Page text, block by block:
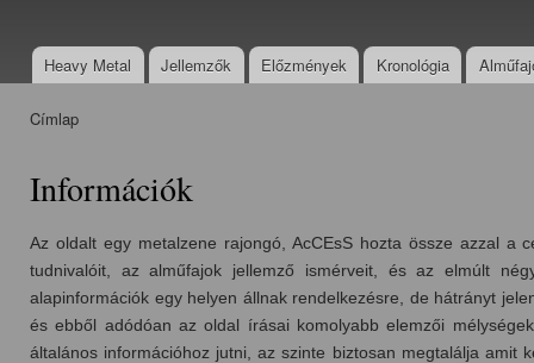
Főmenü
Heavy Metal Jellemzők Előzmények Kronológia
Címlap
Információk
Az oldalt egy metalzene rajongó, AcCEsShozta össze azzal a
tudnivalóit, az alműfajok jellemző ismérveit, és az elmúlt
alapinformációk egy helyen állnak rendelkezésre, de hátrányt
és ebből adódóan az oldal írásai komolyabb elemzői
általános információhoz jutni, az szinte biztosan megtalálja amit